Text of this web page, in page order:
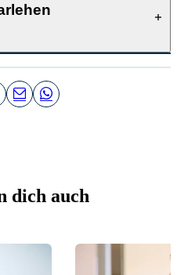
dich auch